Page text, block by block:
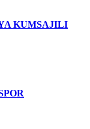
KUMSAJILI